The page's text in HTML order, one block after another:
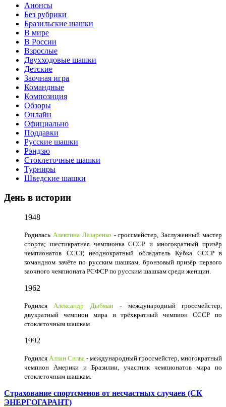
Анонсы
Без рубрики
Бразильские шашки
В мире
В России
Взрослые
Двухходовые шашки
Детские
Заочная игра
Командные
Композиция
Обзоры
Онлайн
Официально
Поддавки
Русские шашки
Рэндзю
Стоклеточные шашки
Турниры
Шведские шашки
День в истории
1948
Родилась Алевтина Лазаренко - гроссмейстер, Заслуженный мастер
спорта; шестикратная чемпионка СССР и многократный призёр
чемпионатов СССР, неоднократный обладатель Кубка СССР в
командном зачёте по русским шашкам, бронзовый призёр первого
заочного чемпионата РСФСР по русским шашкам среди женщин.
1962
Родился Александр Дыбман- международный гроссмейстер,
двукратный чемпион мира и трёхкратный чемпион СССР по
стоклеточным шашкам
1992
Родился Аллан Силва - международный гроссмейстер, многократный
чемпион Америки и Бразилии, участник чемпионатов мира по
стоклеточным шашкам.
Страхование спортсменов от несчастных случаев (СК
ЭНЕРГОГАРАНТ)